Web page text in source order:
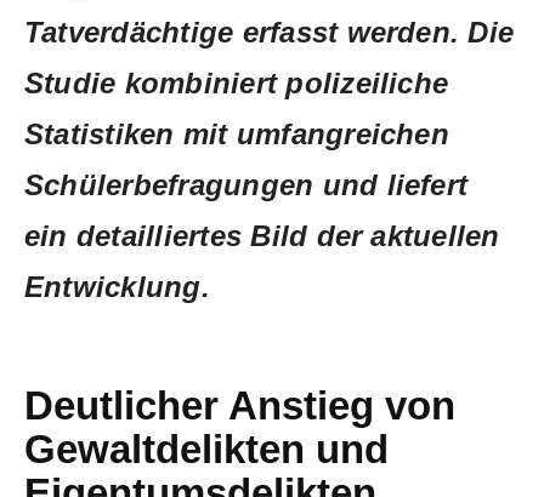
Tatverdächtige erfasst werden. Die
Studie kombiniert polizeiliche
Statistiken mit umfangreichen
Schülerbefragungen und liefert
ein detailliertes Bild der aktuellen
Entwicklung.
Deutlicher Anstieg von
Gewaltdelikten und